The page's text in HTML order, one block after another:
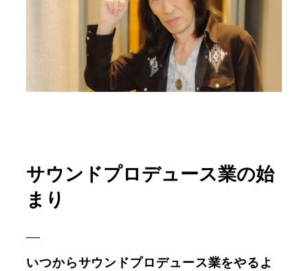
サウンドプロデュース業の始
まり
いつからサウンドプロデュース業をやるよ